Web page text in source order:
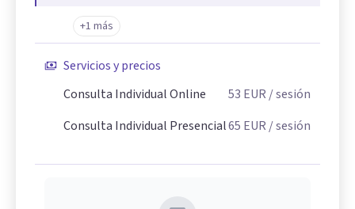
+1 más
Servicios y precios
Consulta Individual Online
53 EUR / sesión
Consulta Individual Presencial65 EUR / sesión